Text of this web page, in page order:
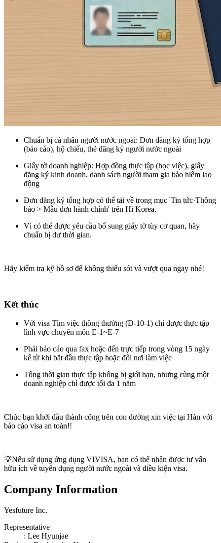
Chuẩn bị cá nhân người nước ngoài: Đơn đăng ký tổng hợp
(báo cáo), hộ chiếu, thẻ đăng ký người nước ngoài
Giấy tờ doanh nghiệp: Hợp đồng thực tập (học việc), giấy
đăng ký kinh doanh, danh sách người tham gia bảo hiểm lao
động
Đơn đăng ký tổng hợp có thể tải về trong mục 'Tin tức·Thông
báo > Mẫu đơn hành chính' trên Hi Korea.
Vì có thể được yêu cầu bổ sung giấy tờ tùy cơ quan, hãy
chuẩn bị dư thời gian.
Hãy kiểm tra kỹ hồ sơ để không thiếu sót và vượt qua ngay nhé!
Kết thúc
Với visa Tìm việc thông thường (D-10-1) chỉ được thực tập
lĩnh vực chuyên môn E-1~E-7
Phải báo cáo qua fax hoặc đến trực tiếp trong vòng 15 ngày
kể từ khi bắt đầu thực tập hoặc đổi nơi làm việc
Tổng thời gian thực tập không bị giới hạn, nhưng cùng một
doanh nghiệp chỉ được tối đa 1 năm
Chúc bạn khởi đầu thành công trên con đường xin việc tại Hàn với
báo cáo visa an toàn!!
💡Nếu sử dụng ứng dụng VIVISA, bạn có thể nhận được tư vấn
hữu ích về tuyển dụng người nước ngoài và điều kiện visa.
Company Information
Yesfuture Inc.
Representative
: Lee Hyunjae